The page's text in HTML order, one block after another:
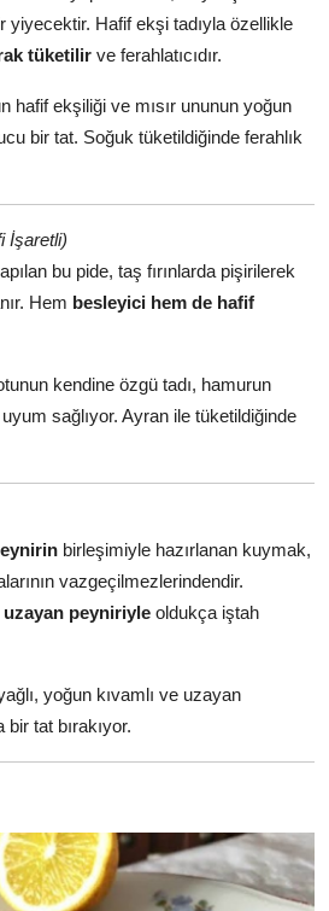
yiyecektir. Hafif ekşi tadıyla özellikle
tüketilir ve ferahlatıcıdır.
hafif ekşiliği ve mısır ununun yoğun
bir tat. Soğuk tüketildiğinde ferahlık
İşaretli)
bu pide, taş fırınlarda pişirilerek
Hem besleyici hem de hafif
kendine özgü tadı, hamurun
uyum sağlıyor. Ayran ile tüketildiğinde
birleşimiyle hazırlanan kuymak,
vazgeçilmezlerindendir.
peyniriyle oldukça iştah
yoğun kıvamlı ve uzayan
tat bırakıyor.